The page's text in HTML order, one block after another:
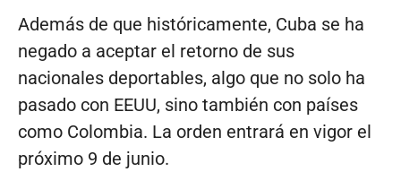
Además de que históricamente, Cuba se ha
negado a aceptar el retorno de sus
nacionales deportables, algo que no solo ha
pasado con EEUU, sino también con países
como Colombia. La orden entrará en vigor el
próximo 9 de junio.